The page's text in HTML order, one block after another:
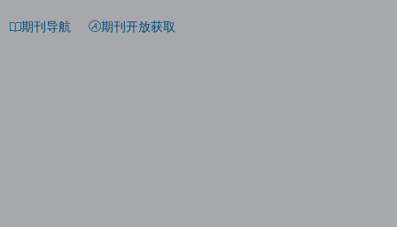
期刊导航 期刊开放获取